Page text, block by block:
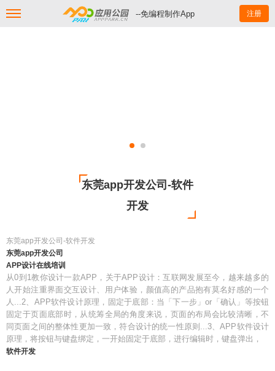
--免编程制作App 注册
东莞app开发公司-软件
开发
东莞app开发公司-软件开发
东莞app开发公司
APP设计在线培训
从0到1教你设计一款APP，关于APP设计：互联网发展至今，越来越多的
人开始注重界面交互设计、用户体验，颜值高的产品抱有莫名好感的一个
人...2、APP软件设计原理，固定于底部：当「下一步」or「确认」等按钮
固定于页面底部时，从统筹全局的角度来说，页面的布局会比较清晰，不
同页面之间的整体性更加一致，符合设计的统一性原则...3、APP软件设计
原理，将按钮与键盘绑定，一开始固定于底部，进行编辑时，键盘弹出，
软件开发